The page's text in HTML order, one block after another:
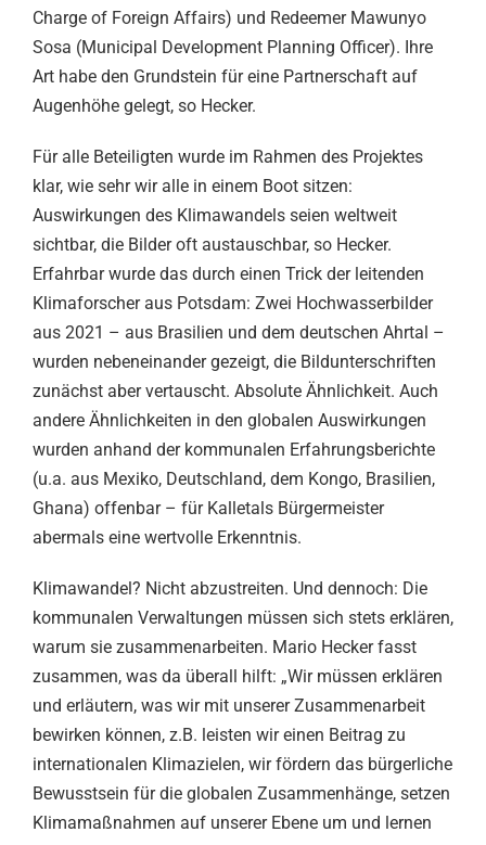
Charge of Foreign Affairs) und Redeemer Mawunyo
Sosa (Municipal Development Planning Officer). Ihre
Art habe den Grundstein für eine Partnerschaft auf
Augenhöhe gelegt, so Hecker.
Für alle Beteiligten wurde im Rahmen des Projektes
klar, wie sehr wir alle in einem Boot sitzen:
Auswirkungen des Klimawandels seien weltweit
sichtbar, die Bilder oft austauschbar, so Hecker.
Erfahrbar wurde das durch einen Trick der leitenden
Klimaforscher aus Potsdam: Zwei Hochwasserbilder
aus 2021 – aus Brasilien und dem deutschen Ahrtal –
wurden nebeneinander gezeigt, die Bildunterschriften
zunächst aber vertauscht. Absolute Ähnlichkeit. Auch
andere Ähnlichkeiten in den globalen Auswirkungen
wurden anhand der kommunalen Erfahrungsberichte
(u.a. aus Mexiko, Deutschland, dem Kongo, Brasilien,
Ghana) offenbar – für Kalletals Bürgermeister
abermals eine wertvolle Erkenntnis.
Klimawandel? Nicht abzustreiten. Und dennoch: Die
kommunalen Verwaltungen müssen sich stets erklären,
warum sie zusammenarbeiten. Mario Hecker fasst
zusammen, was da überall hilft: „Wir müssen erklären
und erläutern, was wir mit unserer Zusammenarbeit
bewirken können, z.B. leisten wir einen Beitrag zu
internationalen Klimazielen, wir fördern das bürgerliche
Bewusstsein für die globalen Zusammenhänge, setzen
Klimamaßnahmen auf unserer Ebene um und lernen